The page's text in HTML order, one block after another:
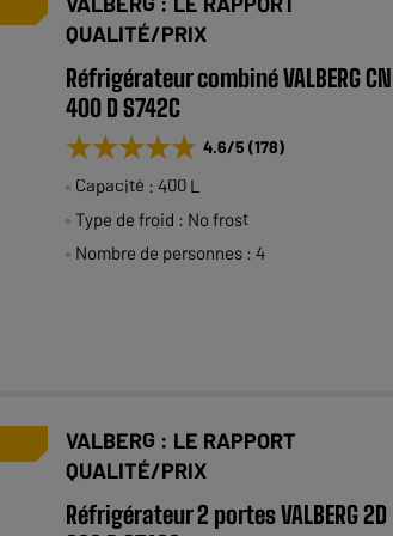
QUALITÉ/PRIX
Réfrigérateur combiné VALBERG
400 D S742C
★★★★★
★★★★★ 4.6/5 (178)
Capacité : 400 L
Type de froid : No frost
Nombre de personnes : 4
VALBERG : LE RAPPORT
QUALITÉ/PRIX
Réfrigérateur 2 portes VALBERG 2D